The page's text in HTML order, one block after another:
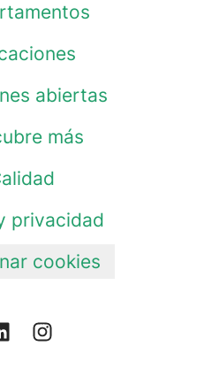
abiertas
más
privacidad
cookies